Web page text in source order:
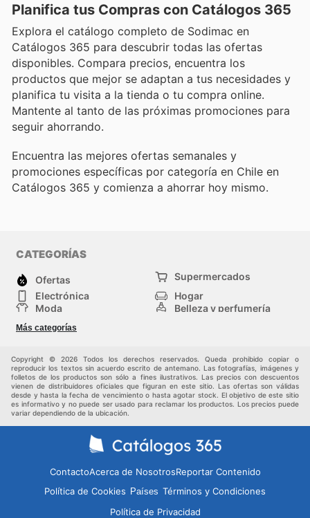
Planifica tus Compras con Catálogos 365
Explora el catálogo completo de Sodimac en
Catálogos 365 para descubrir todas las ofertas
disponibles. Compara precios, encuentra los
productos que mejor se adaptan a tus necesidades y
planifica tu visita a la tienda o tu compra online.
Mantente al tanto de las próximas promociones para
seguir ahorrando.
Encuentra las mejores ofertas semanales y
promociones específicas por categoría en Chile en
Catálogos 365 y comienza a ahorrar hoy mismo.
CATEGORÍAS
Ofertas
Supermercados
Electrónica
Hogar
Moda
Belleza y perfumería
Deporte
Más categorías
Copyright © 2026 Todos los derechos reservados. Queda prohibido copiar o
reproducir los textos sin acuerdo escrito de antemano. Las fotografías, imágenes y
folletos de los productos son sólo a fines ilustrativos. Las precios con descuentos
vienen de distribuidores oficiales que figuran en este sitio. Las ofertas son válidas
desde y hasta la fecha de vencimiento o hasta agotar stock. El objetivo de este sitio
es informativo y no puede ser usado para reclamar los productos. Los precios puede
variar dependiendo de la ubicación.
ContactoAcerca de NosotrosReportar Contenido
Política de Cookies Países Términos y Condiciones
Política de Privacidad